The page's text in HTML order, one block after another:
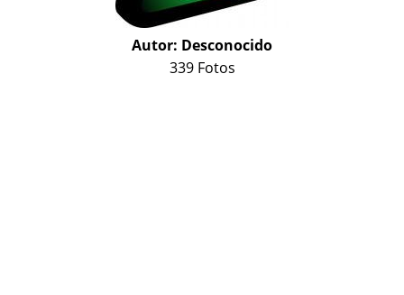
Autor: Desconocido
339 Fotos